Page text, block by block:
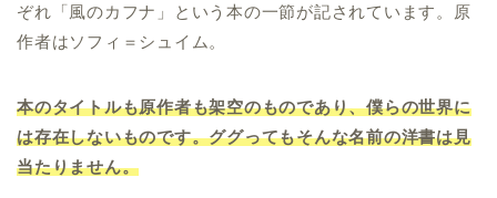
ぞれ「風のカフナ」という本の一節が記されています。原
作者はソフィ＝シュイム。
本のタイトルも原作者も架空のものであり、僕らの世界に
は存在しないものです。ググってもそんな名前の洋書は見
当たりません。